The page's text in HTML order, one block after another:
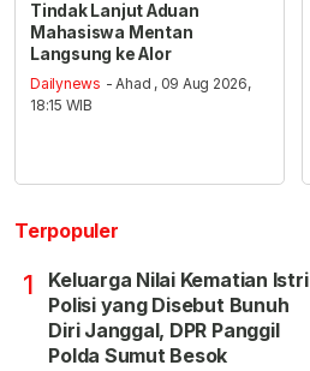
Tindak Lanjut Aduan
Mahasiswa Mentan
Langsung ke Alor
Dailynews - Ahad , 09 Aug 2026,
18:15 WIB
Terpopuler
1
Keluarga Nilai Kematian Istri
Polisi yang Disebut Bunuh
Diri Janggal, DPR Panggil
Polda Sumut Besok